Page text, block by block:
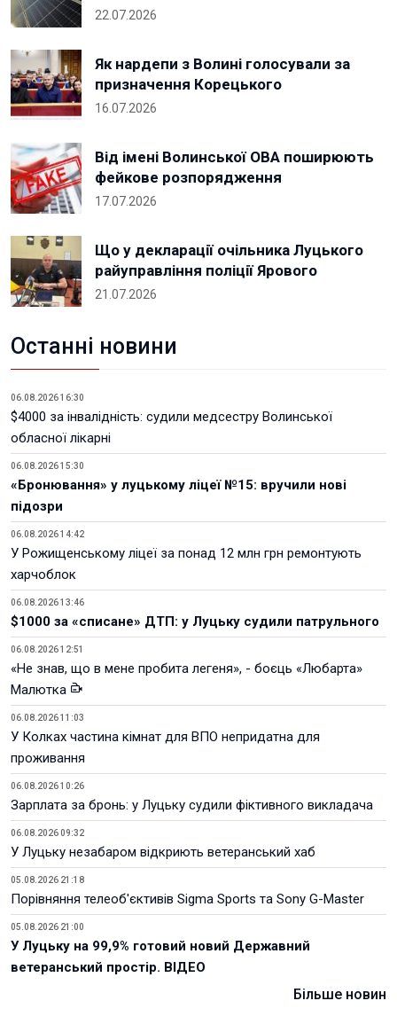
22.07.2026
Як нардепи з Волині голосували за
призначення Корецького
16.07.2026
Від імені Волинської ОВА поширюють
фейкове розпорядження
17.07.2026
Що у декларації очільника Луцького
райуправління поліції Ярового
21.07.2026
Останні новини
06.08.2026 16:30
$4000 за інвалідність: судили медсестру Волинської
обласної лікарні
06.08.2026 15:30
«Бронювання» у луцькому ліцеї №15: вручили нові
підозри
06.08.2026 14:42
У Рожищенському ліцеї за понад 12 млн грн ремонтують
харчоблок
06.08.2026 13:46
$1000 за «списане» ДТП: у Луцьку судили патрульного
06.08.2026 12:51
«Не знав, що в мене пробита легеня», - боєць «Любарта»
Малютка
06.08.2026 11:03
У Колках частина кімнат для ВПО непридатна для
проживання
06.08.2026 10:26
Зарплата за бронь: у Луцьку судили фіктивного викладача
06.08.2026 09:32
У Луцьку незабаром відкриють ветеранський хаб
05.08.2026 21:18
Порівняння телеоб'єктивів Sigma Sports та Sony G-Master
05.08.2026 21:00
У Луцьку на 99,9% готовий новий Державний
ветеранський простір. ВІДЕО
Більше новин